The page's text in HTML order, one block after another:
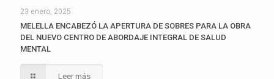
23 enero, 2025
MELELLA ENCABEZÓ LA APERTURA DE SOBRES PARA LA OBRA
DEL NUEVO CENTRO DE ABORDAJE INTEGRAL DE SALUD
MENTAL
Leer más